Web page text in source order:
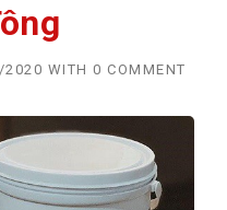
2020 WITH 0 COMMENT